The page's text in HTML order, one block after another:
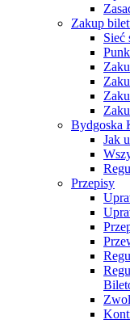
Zakup
Sieć
Bydgoska
Jak
Przepisy